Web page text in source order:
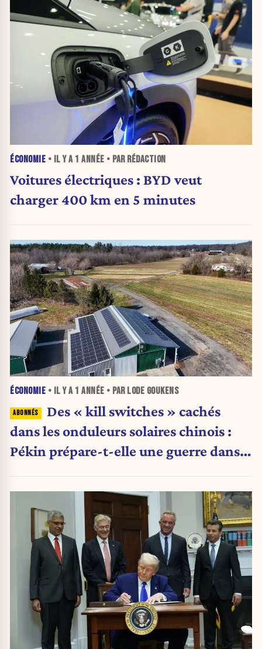
ÉCONOMIE • IL Y A 1 ANNÉE • PAR RÉDACTION
Voitures électriques : BYD veut
charger 400 km en 5 minutes
ÉCONOMIE • IL Y A 1 ANNÉE • PAR LODE GOUKENS
Des « kill switches » cachés
dans les onduleurs solaires chinois :
Pékin prépare-t-elle une guerre dans